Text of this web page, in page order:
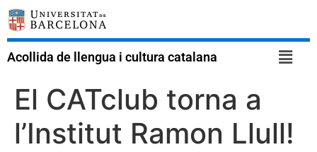
Acollida de llengua i cultura catalana
El CATclub torna a
l’Institut Ramon Llull!